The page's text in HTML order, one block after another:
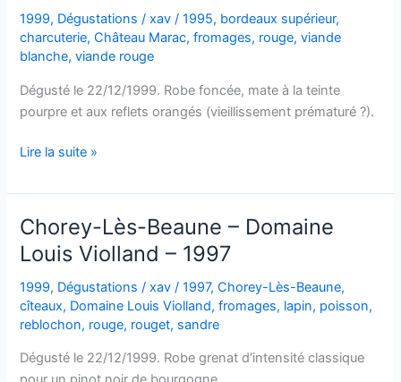
1998
1999, Dégustations /xav/1995, bordeaux supérieur,
charcuterie,Château Marac,fromages, rouge,viande
blanche,viande rouge
Dégusté le 22/12/1999. Robe foncée, mate à la teinte
pourpre et aux reflets orangés (vieillissement prématuré ?).
Bordeaux
–
Château
Marac
–
1995
Lire la suite »
Chorey-Lès-Beaune – Domaine
Louis Violland – 1997
1999, Dégustations /xav/1997,Chorey-Lès-Beaune,
cîteaux, Domaine Louis Violland,fromages, lapin, poisson,
reblochon, rouge, rouget, sandre
Dégusté le 22/12/1999. Robe grenat d’intensité classique